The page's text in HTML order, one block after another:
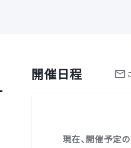
開催日程
現在、開催予定